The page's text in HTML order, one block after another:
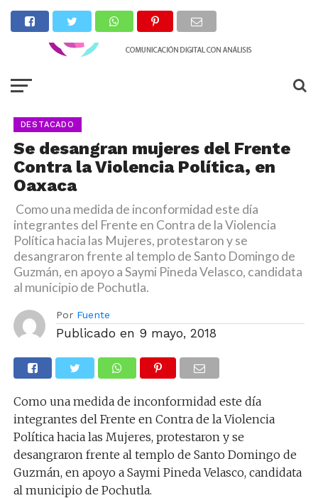
DESTACADO
Se desangran mujeres del Frente
Contra la Violencia Política, en
Oaxaca
Como una medida de inconformidad este día
integrantes del Frente en Contra de la Violencia
Política hacia las Mujeres, protestaron y se
desangraron frente al templo de Santo Domingo de
Guzmán, en apoyo a Saymi Pineda Velasco, candidata
al municipio de Pochutla.
Por Fuente
Publicado en 9 mayo, 2018
Como una medida de inconformidad este día
integrantes del Frente en Contra de la Violencia
Política hacia las Mujeres, protestaron y se
desangraron frente al templo de Santo Domingo de
Guzmán, en apoyo a Saymi Pineda Velasco, candidata
al municipio de Pochutla.